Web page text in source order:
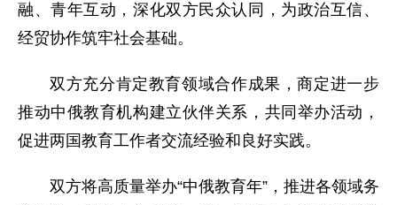
融、青年互动，深化双方民众认同，为政治互信、
经贸协作筑牢社会基础。
双方充分肯定教育领域合作成果，商定进一步
推动中俄教育机构建立伙伴关系，共同举办活动，
促进两国教育工作者交流经验和良好实践。
双方将高质量举办“中俄教育年”，推进各领域务